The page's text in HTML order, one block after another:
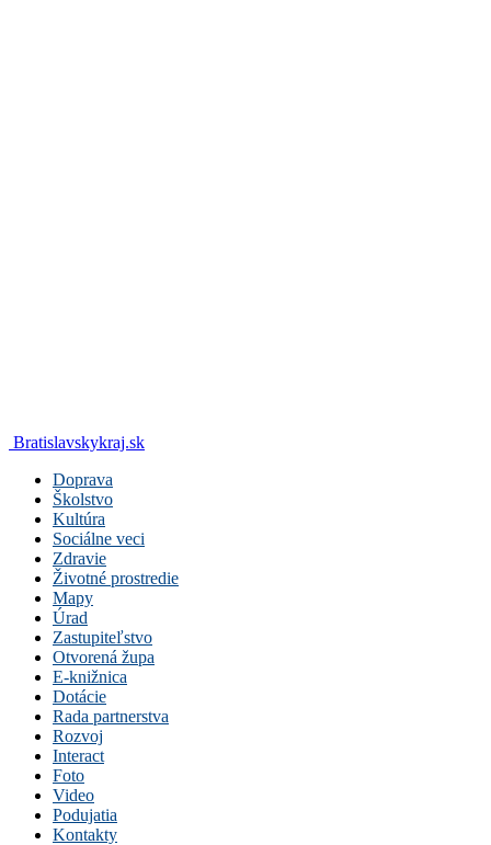
Bratislavskykraj.sk
Doprava
Školstvo
Kultúra
Sociálne veci
Zdravie
Životné prostredie
Mapy
Úrad
Zastupiteľstvo
Otvorená župa
E-knižnica
Dotácie
Rada partnerstva
Rozvoj
Interact
Foto
Video
Podujatia
Kontakty